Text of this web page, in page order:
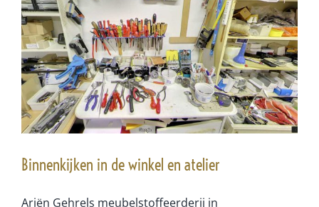
Binnenkijken in de winkel en atelier
Ariën Gehrels meubelstoffeerderij in